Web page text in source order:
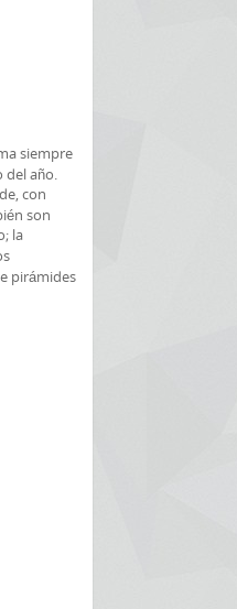
siempre
del año.
con
son
la
pirámides